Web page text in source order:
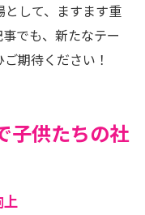
して、ますます重
でも、新たなテー
期待ください！
子供たちの社